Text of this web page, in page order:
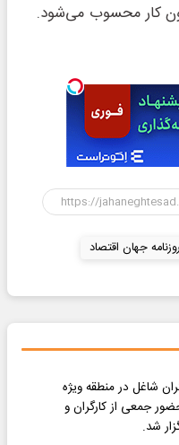
کار محسوب می‌شود.
روزنامه جهان اقتصاد
شاغل در منطقه ویژه
جمعی از کارگران و
شد.